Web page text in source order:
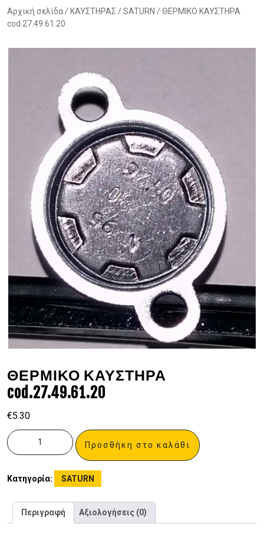
Αρχική σελίδα / ΚΑΥΣΤΗΡΑΣ /SATURN / ΘΕΡΜΙΚΟ ΚΑΥΣΤΗΡΑ
cod.27.49.61.20
ΘΕΡΜΙΚΟ ΚΑΥΣΤΗΡΑ
cod.27.49.61.20
€5.30
Προσθήκη στο καλάθι
Κατηγορία: SATURN
Περιγραφή Αξιολογήσεις (0)